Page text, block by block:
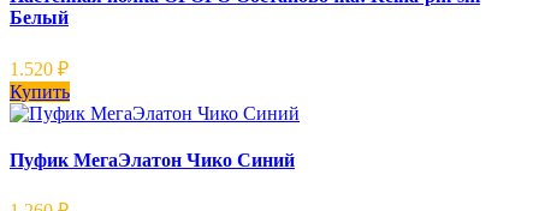
Белый
1.520 ₽
Купить
Пуфик МегаЭлатон Чико Синий